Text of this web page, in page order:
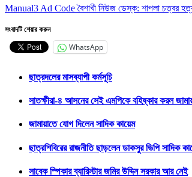
Manual3 Ad Code বৈশাখী নিউজ ডেস্ক: শাপলা চত্বর
সংবাদটি শেয়ার করুন
WhatsApp
ছাত্রদলের মাসব্যাপী কর্মসূচি
সাতক্ষীরা-৪ আসনের সেই এমপিকে বহিষ্কার করল
জামায়াতে যোগ দিলেন সাদিক কায়েম
ছাত্রশিবিরের রাজনীতি ছাড়লেন ডাকসুর ভিপি সাদিক
সাবেক স্পিকার ব্যারিস্টার জমির উদ্দিন সরকার আর নেই